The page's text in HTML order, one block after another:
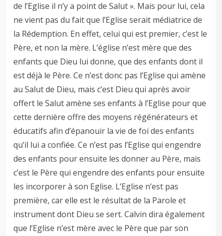
de l’Eglise il n’y a point de Salut ». Mais pour lui, cela
ne vient pas du fait que l’Eglise serait médiatrice de
la Rédemption. En effet, celui qui est premier, c’est le
Père, et non la mère. L’église n’est mère que des
enfants que Dieu lui donne, que des enfants dont il
est déjà le Père. Ce n’est donc pas l’Eglise qui amène
au Salut de Dieu, mais c’est Dieu qui après avoir
offert le Salut amène ses enfants à l’Eglise pour que
cette dernière offre des moyens régénérateurs et
éducatifs afin d’épanouir la vie de foi des enfants
qu’il lui a confiée. Ce n’est pas l’Eglise qui engendre
des enfants pour ensuite les donner au Père, mais
c’est le Père qui engendre des enfants pour ensuite
les incorporer à son Eglise. L’Eglise n’est pas
première, car elle est le résultat de la Parole et
instrument dont Dieu se sert. Calvin dira également
que l’Eglise n’est mère avec le Père que par son